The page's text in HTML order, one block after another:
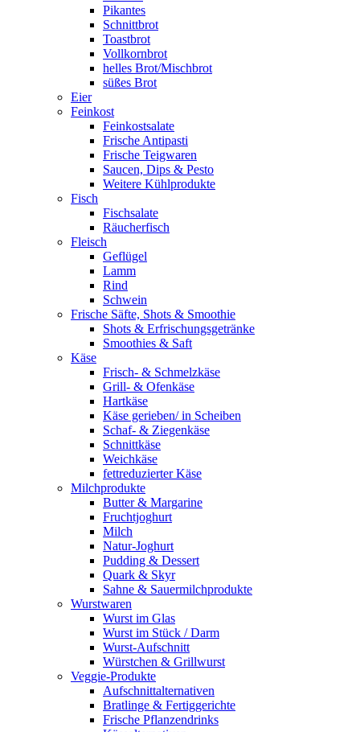
Pikantes
Schnittbrot
Toastbrot
Vollkornbrot
helles Brot/Mischbrot
süßes Brot
Eier
Feinkost
Feinkostsalate
Frische Antipasti
Frische Teigwaren
Saucen, Dips & Pesto
Weitere Kühlprodukte
Fisch
Fischsalate
Räucherfisch
Fleisch
Geflügel
Lamm
Rind
Schwein
Frische Säfte, Shots & Smoothie
Shots & Erfrischungsgetränke
Smoothies & Saft
Käse
Frisch- & Schmelzkäse
Grill- & Ofenkäse
Hartkäse
Käse gerieben/ in Scheiben
Schaf- & Ziegenkäse
Schnittkäse
Weichkäse
fettreduzierter Käse
Milchprodukte
Butter & Margarine
Fruchtjoghurt
Milch
Natur-Joghurt
Pudding & Dessert
Quark & Skyr
Sahne & Sauermilchprodukte
Wurstwaren
Wurst im Glas
Wurst im Stück / Darm
Wurst-Aufschnitt
Würstchen & Grillwurst
Veggie-Produkte
Aufschnittalternativen
Bratlinge & Fertiggerichte
Frische Pflanzendrinks